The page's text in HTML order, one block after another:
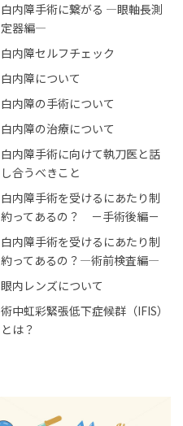
白内障手術に繋がる ―眼軸長測
定器編―
白内障セルフチェック
白内障について
白内障の手術について
白内障の治療について
白内障手術に向けて執刀医と話
し合うべきこと
白内障手術を受けるにあたり制
約ってあるの？ －手術後編－
白内障手術を受けるにあたり制
約ってあるの？―術前検査編―
眼内レンズについて
術中虹彩緊張低下症候群（IFIS）
とは？